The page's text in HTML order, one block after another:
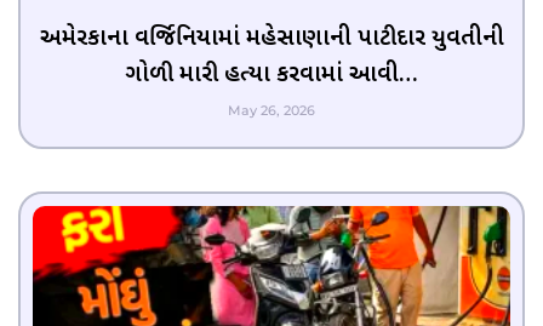
અમેરિકાના વર્જિનિયામાં મહેસાણાની પાટીદાર યુવતીની
ગોળી મારી હત્યા કરવામાં આવી…
May 26, 2026